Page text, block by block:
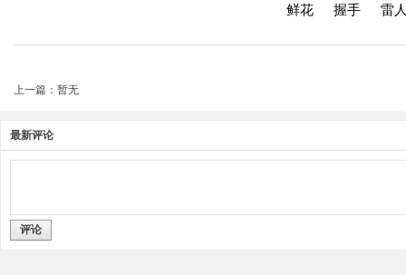
鲜花 握手 雷
上一篇：暂无
最新评论
评论